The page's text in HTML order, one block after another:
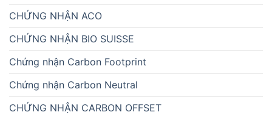
CHỨNG NHẬN ACO
CHỨNG NHẬN BIO SUISSE
Chứng nhận Carbon Footprint
Chứng nhận Carbon Neutral
CHỨNG NHẬN CARBON OFFSET